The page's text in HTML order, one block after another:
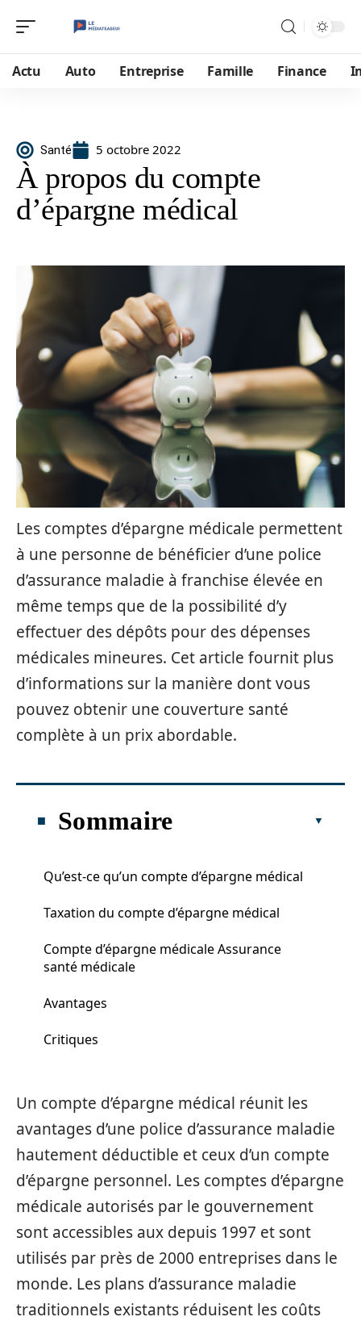
Actu Auto Entreprise Famille Finance
Santé 5 octobre 2022
À propos du compte
d’épargne médical
Les comptes d’épargne médicale permettent
à une personne de bénéficier d’une police
d’assurance maladie à franchise élevée en
même temps que de la possibilité d’y
effectuer des dépôts pour des dépenses
médicales mineures. Cet article fournit plus
d’informations sur la manière dont vous
pouvez obtenir une couverture santé
complète à un prix abordable.
Sommaire
Qu’est-ce qu’un compte d’épargne médical
Taxation du compte d’épargne médical
Compte d’épargne médicale Assurance
santé médicale
Avantages
Critiques
Un compte d’épargne médical réunit les
avantages d’une police d’assurance maladie
hautement déductible et ceux d’un compte
d’épargne personnel. Les comptes d’épargne
médicale autorisés par le gouvernement
sont accessibles aux depuis 1997 et sont
utilisés par près de 2000 entreprises dans le
monde. Les plans d’assurance maladie
traditionnels existants réduisent les coûts